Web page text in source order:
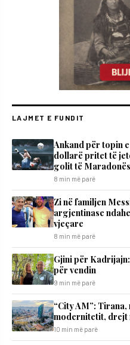
LAJMET E FUNDIT
Ankand për topin
dollarë pritet të
golit të Maradonës
8 min më parë
Zi në familjen
argjentinase
vjeçare
8 min më parë
​Gjini për
për vendin
9 min më parë
“City AM”:
modernitetit, drejt
10 min më parë